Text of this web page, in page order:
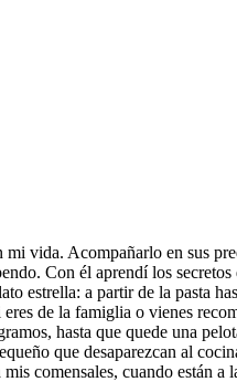
vida. Acompañarlo en sus
Con él aprendí los
estrella: a partir de la pasta
de la famiglia o vienes
hasta que quede una
que desaparezcan al
comensales, cuando están